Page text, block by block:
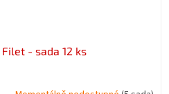
- sada 12 ks